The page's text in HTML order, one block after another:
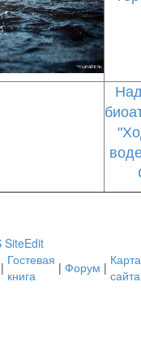
| Гостевая
книга
| Форум | Карта
сайта